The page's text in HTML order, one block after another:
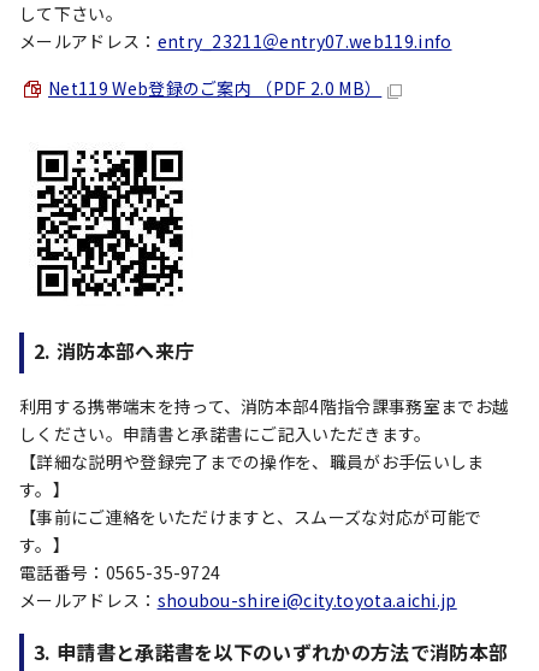
して下さい。
メールアドレス： entry_23211＠entry07.web119.info
Net119 Web登録のご案内 （PDF 2.0 MB）
2. 消防本部へ来庁
利用する携帯端末を持って、消防本部4階指令課事務室までお越
しください。申請書と承諾書にご記入いただきます。
【詳細な説明や登録完了までの操作を、職員がお手伝いしま
す。】
【事前にご連絡をいただけますと、スムーズな対応が可能で
す。】
電話番号：0565-35-9724
メールアドレス： shoubou-shirei@city.toyota.aichi.jp
3. 申請書と承諾書を以下のいずれかの方法で消防本部